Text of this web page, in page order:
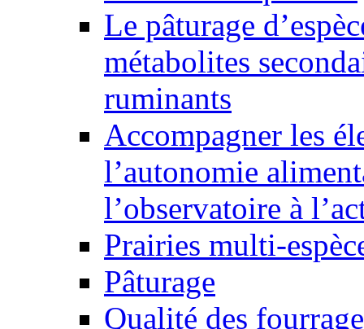
Le pâturage
métabolites
ruminants
Accompagner les
l’autonomie
l’observatoire à
Prairies multi-
Pâturage
Qualité des